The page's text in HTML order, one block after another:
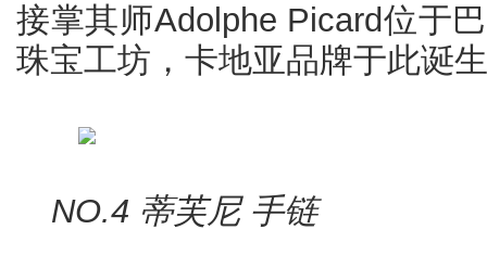
接掌其师Adolphe Picard位于
珠宝工坊，卡地亚品牌于此诞
NO.4 蒂芙尼 手链